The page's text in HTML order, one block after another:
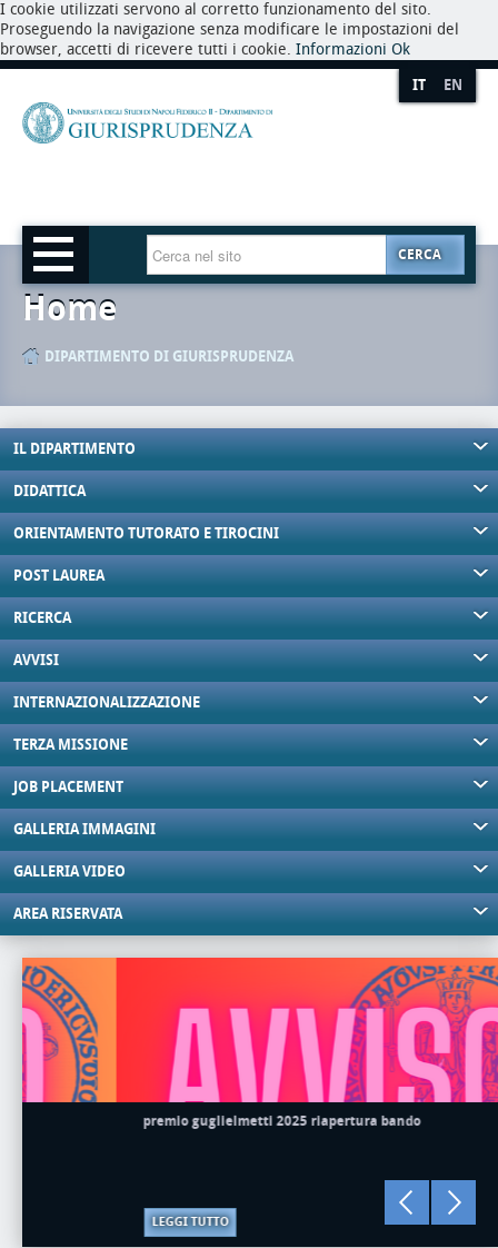
I cookie utilizzati servono al corretto funzionamento del sito.
Proseguendo la navigazione senza modificare le impostazioni del
browser, accetti di ricevere tutti i cookie. Informazioni Ok
IT EN
CERCA
Home
DIPARTIMENTO DI GIURISPRUDENZA
IL DIPARTIMENTO
DIDATTICA
ORIENTAMENTO TUTORATO E TIROCINI
POST LAUREA
RICERCA
AVVISI
INTERNAZIONALIZZAZIONE
TERZA MISSIONE
JOB PLACEMENT
GALLERIA IMMAGINI
GALLERIA VIDEO
AREA RISERVATA
premio guglielmetti 2025 riapertura bando